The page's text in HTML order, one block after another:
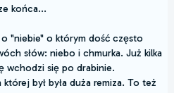
końca...
"niebie" o którym dość często
słów: niebo i chmurka. Już kilka
wchodzi się po drabinie.
był była duża remiza. To też